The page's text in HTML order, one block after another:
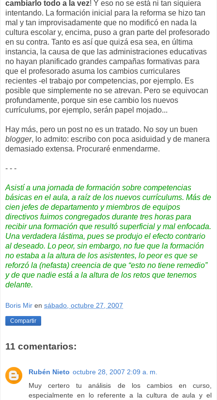
cambiarlo todo a la vez! Y eso no se está ni tan siquiera
intentando. La formación inicial para la reforma se hizo tan
mal y tan improvisadamente que no modificó en nada la
cultura escolar y, encima, puso a gran parte del profesorado
en su contra. Tanto es así que quizá esa sea, en última
instancia, la causa de que las administraciones educativas
no hayan planificado grandes campañas formativas para
que el profesorado asuma los cambios curriculares
recientes -el trabajo por competencias, por ejemplo. Es
posible que simplemente no se atrevan. Pero se equivocan
profundamente, porque sin ese cambio los nuevos
currículums, por ejemplo, serán papel mojado...
Hay más, pero un post no es un tratado. No soy un buen
blogger, lo admito: escribo con poca asiduidad y de manera
demasiado extensa. Procuraré enmendarme.
- - -
Asistí a una jornada de formación sobre competencias
básicas en el aula, a raíz de los nuevos currículums. Más de
cien jefes de departamento y miembros de equipos
directivos fuimos congregados durante tres horas para
recibir una formación que resultó superficial y mal enfocada.
Una verdadera lástima, pues se produjo el efecto contrario
al deseado. Lo peor, sin embargo, no fue que la formación
no estaba a la altura de los asistentes, lo peor es que se
reforzó la (nefasta) creencia de que “esto no tiene remedio”
y de que nadie está a la altura de los retos que tenemos
delante.
Boris Mir en sábado, octubre 27, 2007
Compartir
11 comentarios:
Rubén Nieto octubre 28, 2007 2:09 a. m.
Muy certero tu análisis de los cambios en curso,
especialmente en lo referente a la cultura de aula y el